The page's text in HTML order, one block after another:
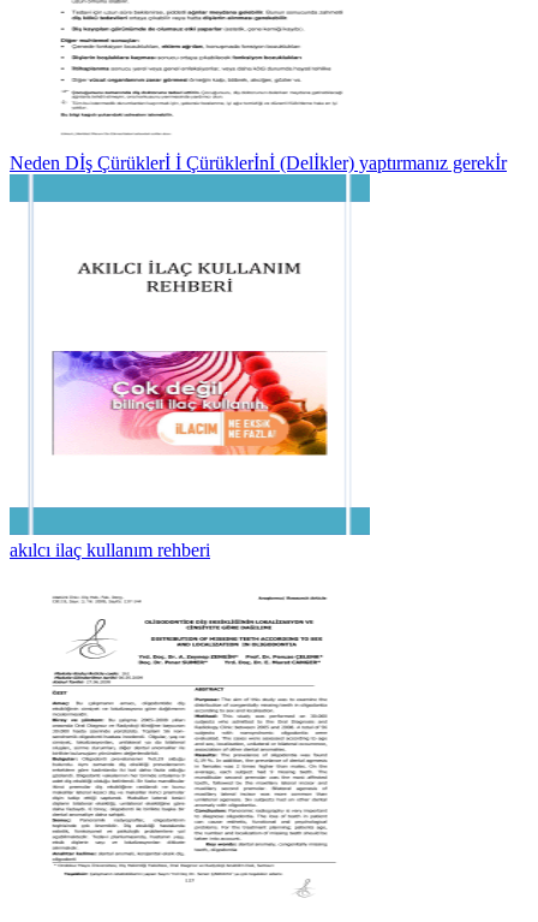
Neden Dİş Çürüklerİ İ Çürüklerİnİ (Delİkler) yaptırmanız gerekİr
akılcı ilaç kullanım rehberi